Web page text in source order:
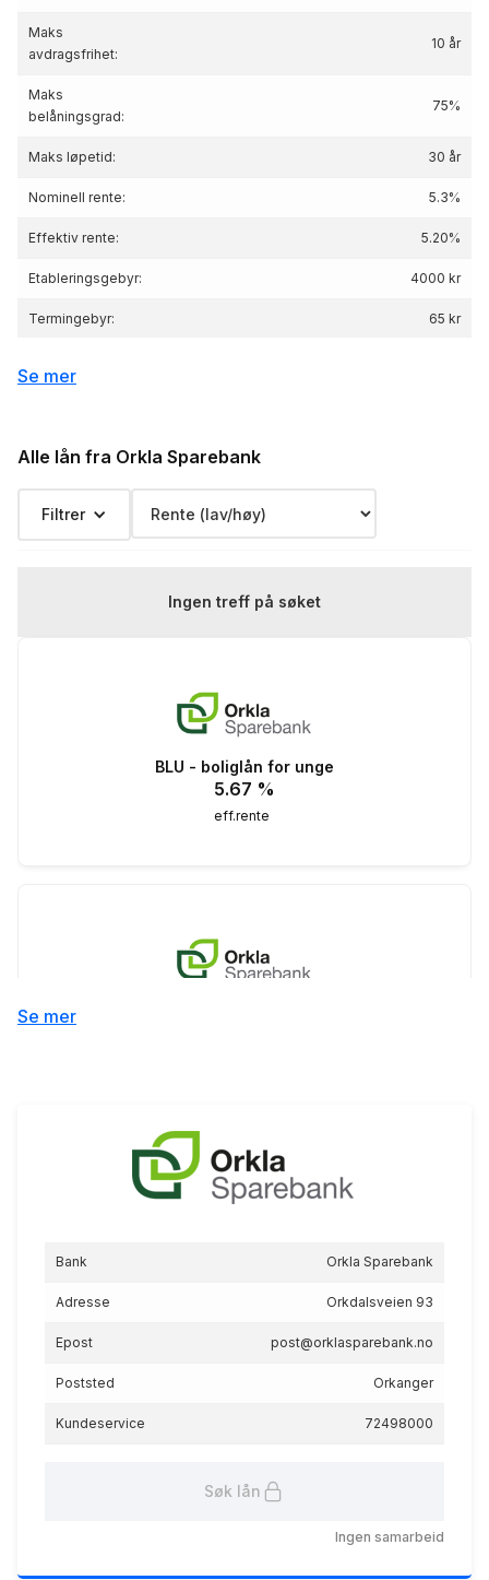
Maks
avdragsfrihet:
10 år
Maks
belåningsgrad:
75%
Maks løpetid: 30 år
Nominell rente: 5.3%
Effektiv rente: 5.20%
Etableringsgebyr: 4000 kr
Termingebyr: 65 kr
Se mer
Alle lån fra Orkla Sparebank
Filtrer
Ingen treff på søket
BLU - boliglån for unge
5.67 %
eff.rente
Grønt boliglån
Se mer
Bank Orkla Sparebank
Adresse Orkdalsveien 93
Epost post@orklasparebank.no
Poststed Orkanger
Kundeservice 72498000
Søk lån
Ingen samarbeid